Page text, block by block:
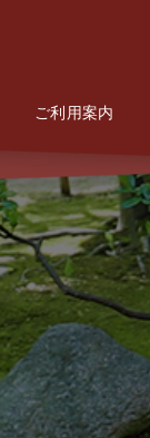
ご利用案内
Information